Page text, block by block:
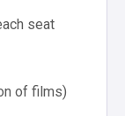
seat
of films)